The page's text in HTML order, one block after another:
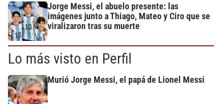
Jorge Messi, el abuelo presente: las
imágenes junto a Thiago, Mateo y Ciro que se
viralizaron tras su muerte
Lo más visto en Perfil
Murió Jorge Messi, el papá de Lionel Messi